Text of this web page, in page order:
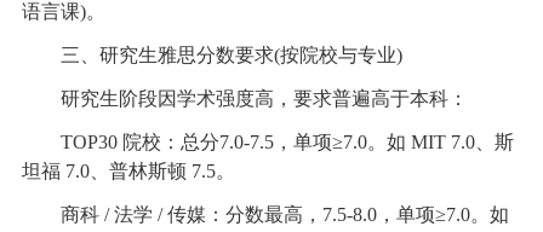
语言课)。
三、研究生雅思分数要求(按院校与专业)
研究生阶段因学术强度高，要求普遍高于本科：
TOP30 院校：总分7.0-7.5，单项≥7.0。如 MIT 7.0、斯
坦福 7.0、普林斯顿 7.5。
商科 / 法学 / 传媒：分数最高，7.5-8.0，单项≥7.0。如